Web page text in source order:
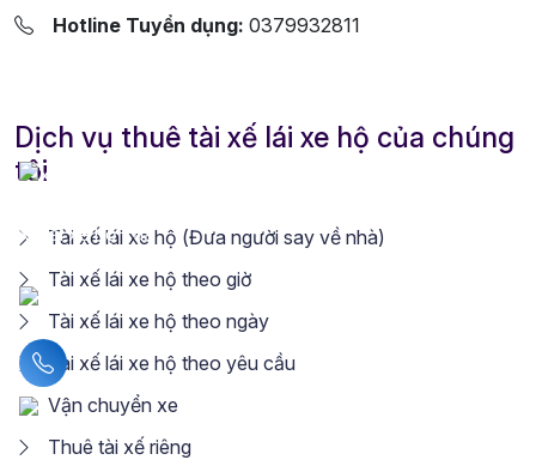
Hotline Tuyển dụng: 0379932811
Dịch vụ thuê tài xế lái xe hộ của chúng
tôi
Tài xế lái xe hộ (Đưa người say về nhà)
Tài xế lái xe hộ theo giờ
Tài xế lái xe hộ theo ngày
Tài xế lái xe hộ theo yêu cầu
Vận chuyển xe
Thuê tài xế riêng
Liên hệ hotline